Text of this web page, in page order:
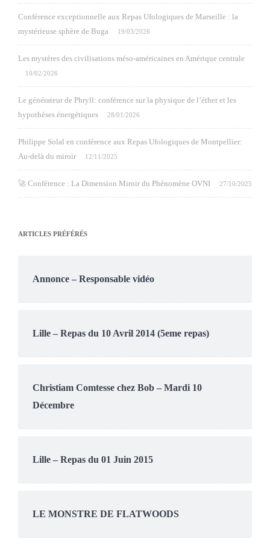
Conférence exceptionnelle aux Repas Ufologiques de Marseille : la
mystérieuse sphère de Buga
19/03/2026
Les mystères des civilisations méso-américaines en Amérique centrale
10/02/2026
Le générateur de Phryll: conférence sur la physique de l’éther et les
hypothèses énergétiques
28/01/2026
Philippe Solal en conférence aux Repas Ufologiques de Montpellier:
Au-delà du miroir
12/11/2025
🚀 Conférence : La Dimension Miroir du Phénomène OVNI 27/10/2025
ARTICLES PRÉFÉRÉS
Annonce – Responsable vidéo
Lille – Repas du 10 Avril 2014 (5eme repas)
Christiam Comtesse chez Bob – Mardi 10
Décembre
Lille – Repas du 01 Juin 2015
LE MONSTRE DE FLATWOODS